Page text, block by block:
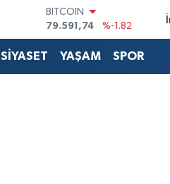
BITCOIN
79.591,74
%-1.82
DOLAR
45,43620
%0.02
SİYASET YAŞAM SPOR